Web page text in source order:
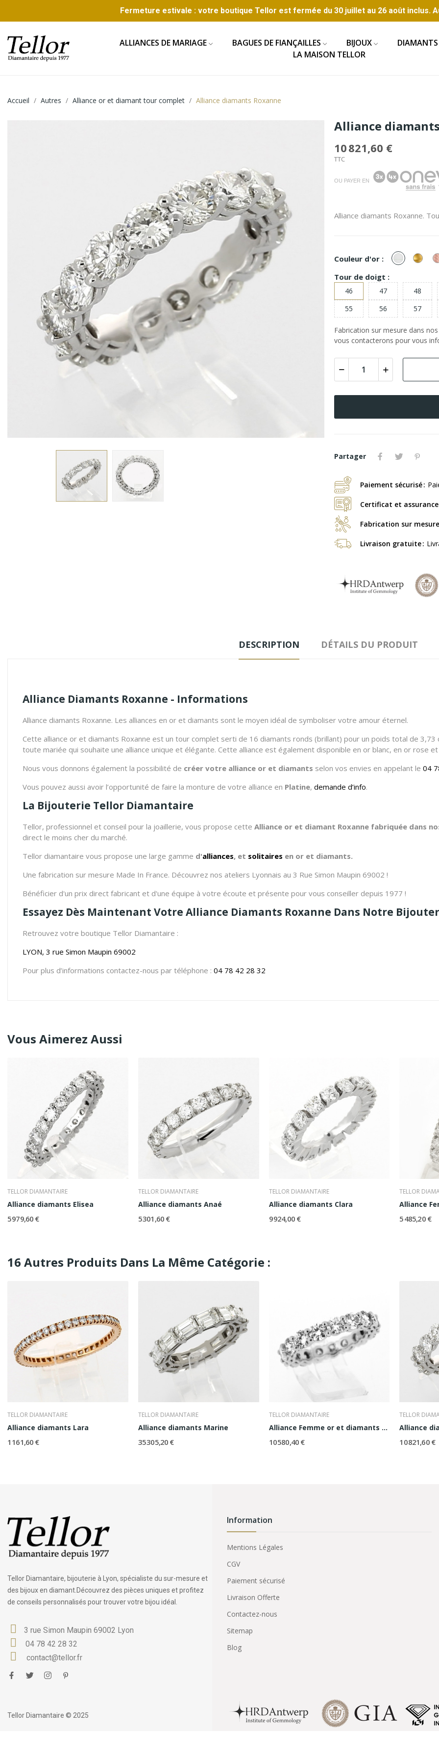
Fermeture estivale : votre boutique Tellor est fermée du 30 juillet au 26 août inclus.
ALLIANCES DE MARIAGE BAGUES DE FIANÇAILLES BIJOUX
DIAMANTS
LA MAISON TELLOR
Accueil Autres Alliance or et diamant tour complet Alliance diamants Roxanne
Alliance
10 821,60 €
TTC
OU PAYER EN
Alliance diamants Roxanne.
Couleur d'or : or
Blanc
or
Jaune
Tour de doigt :
46 47
48
55
56 57
Fabrication sur mesure dans
vous contacterons pour vous
Partager
Paiement sécurisé
Certificat et assurance
Fabrication sur mesure
Livraison gratuite
DESCRIPTION DÉTAILS DU PRODUIT
Alliance Diamants Roxanne - Informations
Alliance diamants Roxanne. Les alliances en or et diamants sont le moyen idéal de symboliser votre amour éternel.
Cette alliance or et diamants Roxanne est un tour complet serti de 16 diamants ronds (brillant) pour un poids total de
toute mariée qui souhaite une alliance unique et élégante. Cette alliance est également disponible en or blanc, en or rose
Nous vous donnons également la possibilité de créer votre alliance or et diamants selon vos envies en appelant le 04
Vous pouvez aussi avoir l’opportunité de faire la monture de votre alliance en Platine, demande d’info.
La Bijouterie Tellor Diamantaire
Tellor, professionnel et conseil pour la joaillerie, vous propose cette Alliance or et diamant Roxanne fabriquée dans
direct le moins cher du marché.
Tellor diamantaire vous propose une large gamme d'alliances, et solitaires en or et diamants.
Une fabrication sur mesure Made In France. Découvrez nos ateliers Lyonnais au 3 Rue Simon Maupin 69002 !
Bénéficier d'un prix direct fabricant et d'une équipe à votre écoute et présente pour vous conseiller depuis 1977 !
Essayez Dès Maintenant Votre Alliance Diamants Roxanne Dans Notre
Retrouvez votre boutique Tellor Diamantaire :
LYON, 3 rue Simon Maupin 69002
Pour plus d’informations contactez-nous par téléphone : 04 78 42 28 32
Vous Aimerez Aussi
TELLOR DIAMANTAIRE
Alliance diamants Elisea
5 979,60 €
TELLOR DIAMANTAIRE
Alliance diamants Anaé
5 301,60 €
TELLOR DIAMANTAIRE
Alliance diamants Clara
9 924,00 €
TELLOR
5 485,20 €
16 Autres Produits Dans La Même Catégorie :
TELLOR DIAMANTAIRE
Alliance diamants Lara
1 161,60 €
TELLOR DIAMANTAIRE
Alliance diamants Marine
35 305,20 €
TELLOR DIAMANTAIRE
Alliance Femme or et diamants Elsa
10 580,40 €
TELLOR
Alliance
10 821,60 €
Tellor Diamantaire, bijouterie à Lyon, spécialiste du sur-mesure et
des bijoux en diamant.Découvrez des pièces uniques et profitez
de conseils personnalisés pour trouver votre bijou idéal.
3 rue Simon Maupin 69002 Lyon
04 78 42 28 32
contact@tellor.fr
Information
Mentions Légales
CGV
Paiement sécurisé
Livraison Offerte
Contactez-nous
Sitemap
Blog
Tellor Diamantaire © 2025